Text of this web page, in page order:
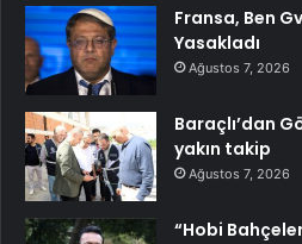
Fransa, Ben
Yasakladı
Ağustos 7, 2026
Baraçlı’dan
yakın takip
Ağustos 7, 2026
“Hobi